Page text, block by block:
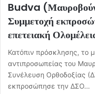
Budva
Συμμετοχή
επετειακή
Κατόπιν πρόσκλησης, το
αντιπροσωπείας του
Συνέλευση Ορθοδοξίας
εκπροσώπησε την ΔΣΟ…